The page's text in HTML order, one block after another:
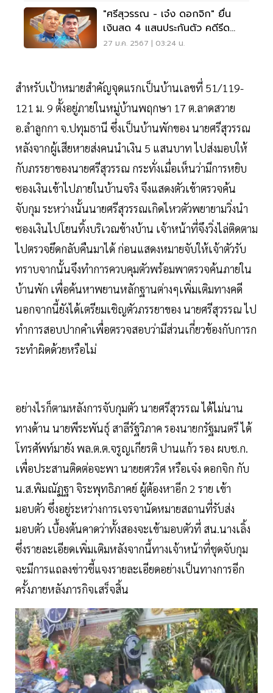
"ศรีสุวรรณ - เจ๋ง ดอกจิก" ยื่น
เงินสด 4 แสนประกันตัว คดีรีด
ทรัพย์
27 ม.ค. 2567 | 03:24 น.
สำหรับเป้าหมายสำคัญจุดแรกเป็นบ้านเลขที่ 51/119-
121 ม. 9 ตั้งอยู่ภายในหมู่บ้านพฤกษา 17 ต.ลาดสวาย
อ.ลำลูกกา จ.ปทุมธานี ซึ่งเป็นบ้านพักของ นายศรีสุวรรณ
หลังจากผู้เสียหายส่งคนนำเงิน 5 แสนบาท ไปส่งมอบให้
กับภรรยาของนายศรีสุวรรณ กระทั่งเมื่อเห็นว่ามีการหยิบ
ซองเงินเข้าไปภายในบ้านจริง จึงแสดงตัวเข้าตรวจค้น
จับกุม ระหว่างนั้นนายศรีสุวรรณเกิดไหวตัวพยายามวิ่งนำ
ซองเงินไปโยนทิ้งบริเวณข้างบ้าน เจ้าหน้าที่จึงวิ่งไล่ติดตาม
ไปตรวจยึดกลับคืนมาได้ ก่อนแสดงหมายจับให้เจ้าตัวรับ
ทราบจากนั้นจึงทำการควบคุมตัวพร้อมพาตรวจค้นภายใน
บ้านพัก เพื่อค้นหาพยานหลักฐานต่างๆเพิ่มเติมทางคดี
นอกจากนี้ยังได้เตรียมเชิญตัวภรรยาของ นายศรีสุวรรณ ไป
ทำการสอบปากคำเพื่อตรวจสอบว่ามีส่วนเกี่ยวข้องกับการก
ระทำผิดด้วยหรือไม่
อย่างไรก็ตามหลังการจับกุมตัว นายศรีสุวรรณ ได้ไม่นาน
ทางด้าน นายพีระพันธุ์ สาลีรัฐวิภาค รองนายกรัฐมนตรี ได้
โทรศัพท์มายัง พล.ต.ต.จรูญเกียรติ ปานแก้ว รอง ผบช.ก.
เพื่อประสานติดต่อจะพา นายยศวริศ หรือเจ๋ง ดอกจิก กับ
น.ส.พิมณัฏฐา จิระพุทธิภาคย์ ผู้ต้องหาอีก 2 ราย เข้า
มอบตัว ซึ่งอยู่ระหว่างการเจรจานัดหมายสถานที่รับส่ง
มอบตัว เบื้องต้นคาดว่าทั้งสองจะเข้ามอบตัวที่ สน.นางเลิ้ง
ซึ่งรายละเอียดเพิ่มเติมหลังจากนี้ทางเจ้าหน้าที่ชุดจับกุม
จะมีการแถลงข่าวชี้แจงรายละเอียดอย่างเป็นทางการอีก
ครั้งภายหลังภารกิจเสร็จสิ้น